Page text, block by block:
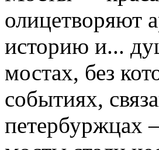
олицетворяют
историю и...
мостах, без
событиях,
петербуржцах